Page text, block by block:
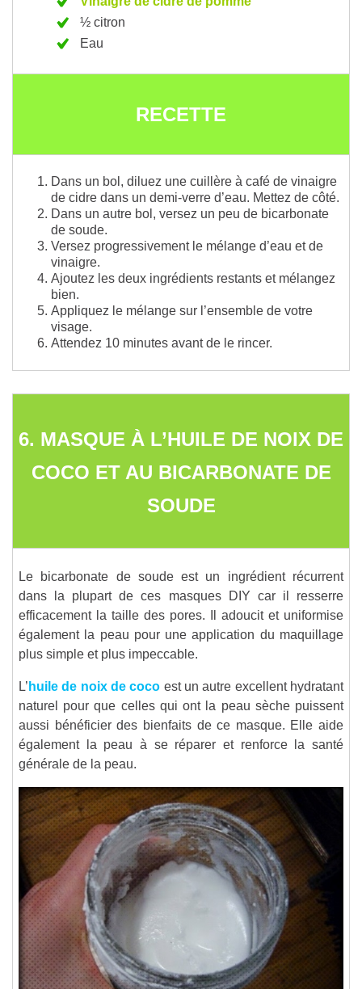
½ citron
Eau
RECETTE
Dans un bol, diluez une cuillère à café de vinaigre
de cidre dans un demi-verre d’eau. Mettez de côté.
Dans un autre bol, versez un peu de bicarbonate
de soude.
Versez progressivement le mélange d’eau et de
vinaigre.
Ajoutez les deux ingrédients restants et mélangez
bien.
Appliquez le mélange sur l’ensemble de votre
visage.
Attendez 10 minutes avant de le rincer.
6. MASQUE À L’HUILE DE NOIX DE
COCO ET AU BICARBONATE DE
SOUDE
Le bicarbonate de soude est un ingrédient récurrent
dans la plupart de ces masques DIY car il resserre
efficacement la taille des pores. Il adoucit et uniformise
également la peau pour une application du maquillage
plus simple et plus impeccable.
L’ huile de noix de coco est un autre excellent hydratant
naturel pour que celles qui ont la peau sèche puissent
aussi bénéficier des bienfaits de ce masque. Elle aide
également la peau à se réparer et renforce la santé
générale de la peau.